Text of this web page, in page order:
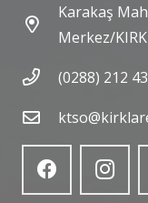
Karakaş
Merkez/
(0288) 212